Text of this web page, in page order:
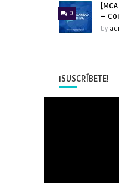
0
–
by
¡SUSCRÍBETE!